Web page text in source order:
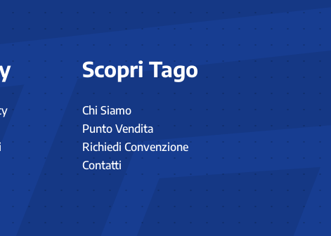
Scopri Tago
Chi Siamo
Punto Vendita
Richiedi Convenzione
Contatti